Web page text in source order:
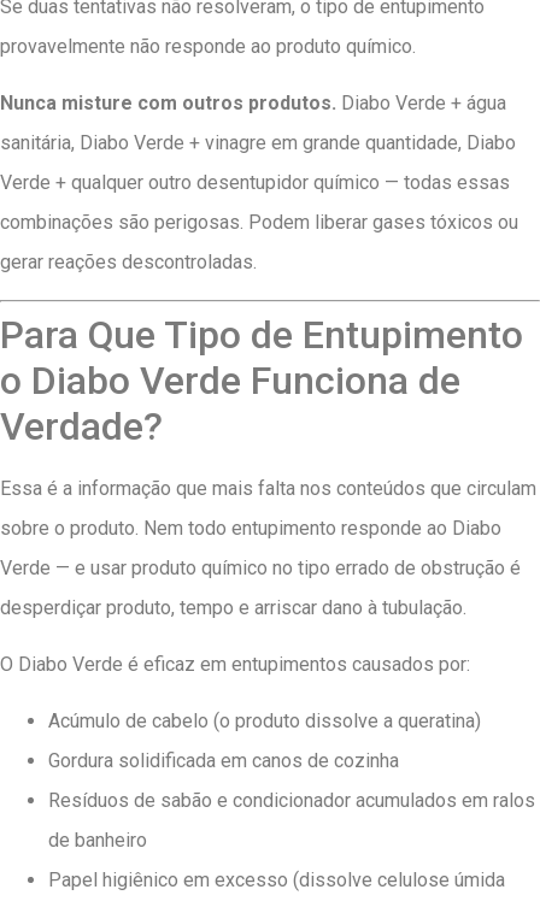
Se duas tentativas não resolveram, o tipo de entupimento
provavelmente não responde ao produto químico.
Nunca misture com outros produtos. Diabo Verde + água
sanitária, Diabo Verde + vinagre em grande quantidade, Diabo
Verde + qualquer outro desentupidor químico — todas essas
combinações são perigosas. Podem liberar gases tóxicos ou
gerar reações descontroladas.
Para Que Tipo de Entupimento
o Diabo Verde Funciona de
Verdade?
Essa é a informação que mais falta nos conteúdos que circulam
sobre o produto. Nem todo entupimento responde ao Diabo
Verde — e usar produto químico no tipo errado de obstrução é
desperdiçar produto, tempo e arriscar dano à tubulação.
O Diabo Verde é eficaz em entupimentos causados por:
Acúmulo de cabelo (o produto dissolve a queratina)
Gordura solidificada em canos de cozinha
Resíduos de sabão e condicionador acumulados em ralos
de banheiro
Papel higiênico em excesso (dissolve celulose úmida